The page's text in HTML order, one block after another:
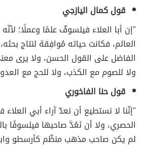
قول كمال اليازجي
"إن أبا العلاء فيلسوفٌ علمًا وعملًا؛
العالم، فكانت حياته مُوافِقة لنتاج
الفاضل على القول الحسن، ولا يرى
ولا للصوم مع الكذب، ولا للحج مع
قول حنا الفاخوري
"إنّنا لا نستطيع أن نعدّ آراء أبي
الحصري، ولا أن نَعُدَّ صاحبها فيلسوفًا
لم يكن صاحب مذهب منظّم كأرسطو